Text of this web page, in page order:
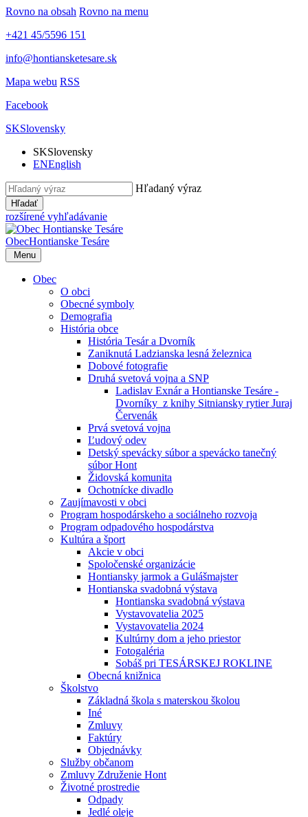
Rovno na obsah Rovno na menu
+421 45/5596 151
info@hontiansketesare.sk
Mapa webu RSS
Facebook
SKSlovensky
SKSlovensky
ENEnglish
Hľadaný výraz
Hľadať
rozšírené vyhľadávanie
ObecHontianske Tesáre
Menu
Obec
O obci
Obecné symboly
Demografia
História obce
História Tesár a Dvorník
Zaniknutá Ladzianska lesná železnica
Dobové fotografie
Druhá svetová vojna a SNP
Ladislav Exnár a Hontianske Tesáre -
Dvorníky z knihy Sitniansky rytier Juraj
Červenák
Prvá svetová vojna
Ľudový odev
Detský spevácky súbor a spevácko tanečný
súbor Hont
Židovská komunita
Ochotnícke divadlo
Zaujímavosti v obci
Program hospodárskeho a sociálneho rozvoja
Program odpadového hospodárstva
Kultúra a šport
Akcie v obci
Spoločenské organizácie
Hontiansky jarmok a Gulášmajster
Hontianska svadobná výstava
Hontianska svadobná výstava
Vystavovatelia 2025
Vystavovatelia 2024
Kultúrny dom a jeho priestor
Fotogaléria
Sobáš pri TESÁRSKEJ ROKLINE
Obecná knižnica
Školstvo
Základná škola s materskou školou
Iné
Zmluvy
Faktúry
Objednávky
Služby občanom
Zmluvy Združenie Hont
Životné prostredie
Odpady
Jedlé oleje